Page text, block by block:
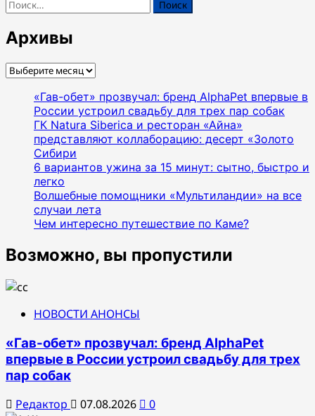
Найти:
Архивы
Архивы
«Гав-обет» прозвучал: бренд AlphaPet впервые в
России устроил свадьбу для трех пар собак
ГК Natura Siberica и ресторан «Айна»
представляют коллаборацию: десерт «Золото
Сибири
6 вариантов ужина за 15 минут: сытно, быстро и
легко
Волшебные помощники «Мультиландии» на все
случаи лета
Чем интересно путешествие по Каме?
Возможно, вы пропустили
НОВОСТИ АНОНСЫ
«Гав-обет» прозвучал: бренд AlphaPet
впервые в России устроил свадьбу для трех
пар собак
Редактор 07.08.2026 0